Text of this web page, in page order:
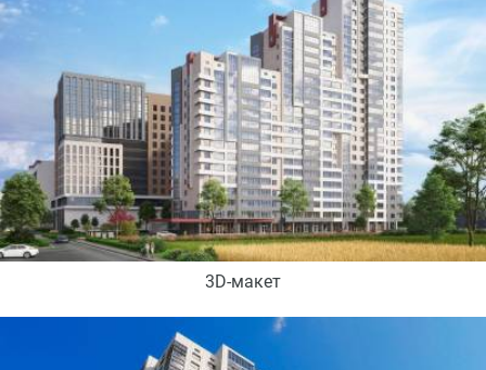
3D-макет